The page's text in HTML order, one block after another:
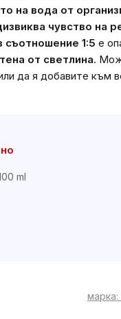
на вода от
чувство на
съотношение 1:5 е
от светлина.
да я добавите към
ml
марка: